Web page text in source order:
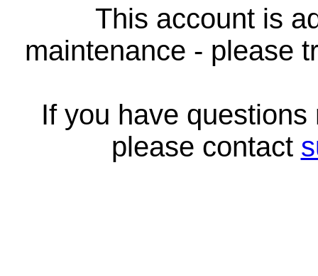
This account is
maintenance - please
If you have
please contact